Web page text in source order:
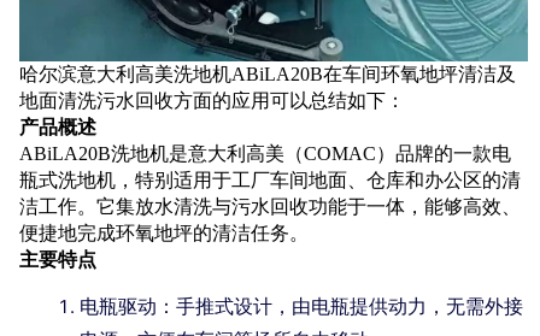
哈尔滨意大利高美洗地机ABiLA20B在车间环氧地坪清洁及
地面清洗污水回收方面的应用可以总结如下：
产品概述
ABiLA20B洗地机是意大利高美（COMAC）品牌的一款电
瓶式洗地机，特别适用于工厂车间地面、仓库和办公区的清
洁工作。它集放水清洗与污水回收功能于一体，能够高效、
便捷地完成环氧地坪的清洁任务。
主要特点
电瓶驱动：手推式设计，由电瓶提供动力，无需外接